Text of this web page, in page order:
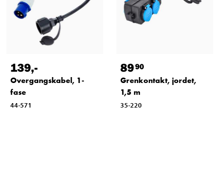
139,-
Overgangskabel, 1-
fase
44-571
8990
Grenkontakt, jordet,
1,5 m
35-220